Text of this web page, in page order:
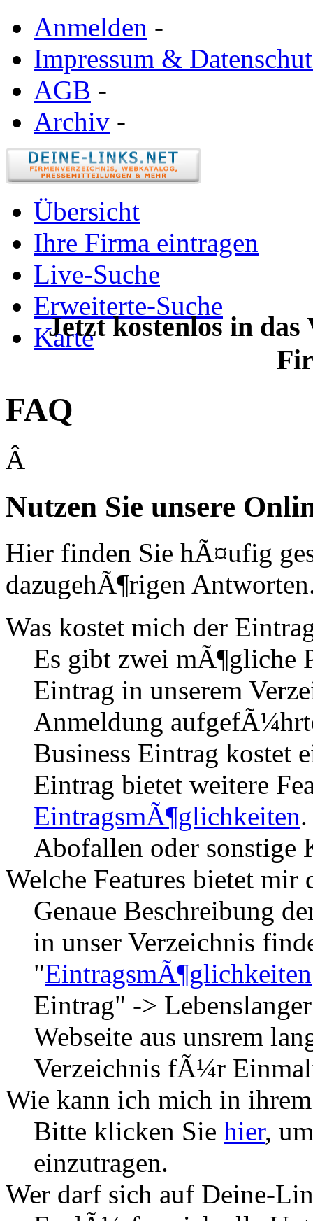
Anmelden -
Impressum &
AGB -
Archiv -
Übersicht
Ihre Firma eintragen
Live-Suche
Erweiterte-Suche
Karte
Jetzt kostenlos in
FAQ
Â
Nutzen Sie unsere
Hier finden Sie hÃ¤ufig
dazugehÃ¶rigen
Was kostet mich der
Es gibt zwei mÃ¶gliche
Eintrag in unserem
Anmeldung
Business Eintrag kostet
Eintrag bietet weitere
EintragsmÃ¶glichkeiten
Abofallen oder sonstige
Welche Features bietet mir
Genaue Beschreibung
in unser Verzeichnis
"EintragsmÃ¶glichkeiten
Eintrag" ->
Webseite aus unsrem
Verzeichnis fÃ¼r
Wie kann ich mich in
Bitte klicken Sie hier,
einzutragen.
Wer darf sich auf Deine-